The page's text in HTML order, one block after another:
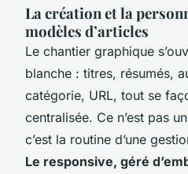
La création et la
modèles d’articles
Le chantier graphique
blanche : titres, résumés,
catégorie, URL, tout se
centralisée. Ce n’est pas
c’est la routine d’une
Le responsive, géré